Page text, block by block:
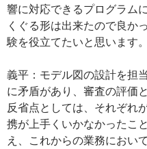
響に対応できるプログラム
くぐる形は出来たので良か
験を役立てたいと思います。
義平：モデル図の設計を担
に矛盾があり、審査の評価
反省点としては、それぞれ
携が上手くいかなかったこ
え、これからの業務におい